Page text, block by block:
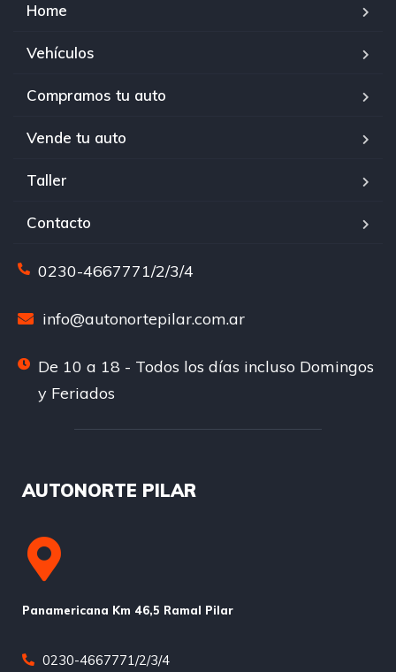
Home
Vehículos
Compramos tu auto
Vende tu auto
Taller
Contacto
0230-4667771/2/3/4
info@autonortepilar.com.ar
De 10 a 18 - Todos los días incluso Domingos
y Feriados
AUTONORTE PILAR
Panamericana Km 46,5 Ramal Pilar
0230-4667771/2/3/4